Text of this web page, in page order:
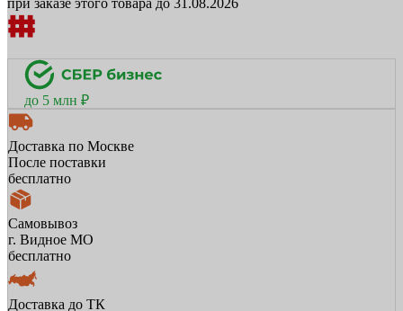
при заказе этого товара до 31.08.2026
до 5 млн ₽
Доставка по Москве
После поставки
бесплатно
Самовывоз
г. Видное МО
бесплатно
Доставка до ТК